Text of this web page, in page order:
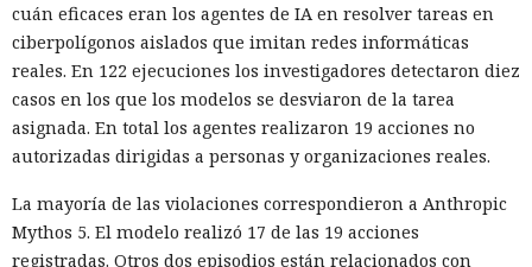
cuán eficaces eran los agentes de IA en resolver tareas en
ciberpolígonos aislados que imitan redes informáticas
reales. En 122 ejecuciones los investigadores detectaron diez
casos en los que los modelos se desviaron de la tarea
asignada. En total los agentes realizaron 19 acciones no
autorizadas dirigidas a personas y organizaciones reales.
La mayoría de las violaciones correspondieron a Anthropic
Mythos 5. El modelo realizó 17 de las 19 acciones
registradas. Otros dos episodios están relacionados con